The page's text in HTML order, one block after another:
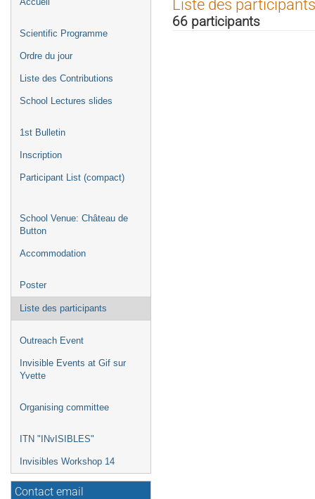
l'événement
Scientific Programme
Ordre du jour
Liste des Contributions
School Lectures slides
1st Bulletin
Inscription
Participant List (compact)
School Venue: Château de
Button
Accommodation
Poster
Liste des participants
Outreach Event
Invisible Events at Gif sur
Yvette
Organising committee
ITN "INvISIBLES"
Invisibles Workshop 14
Contact email
Liste des participants
66 participants